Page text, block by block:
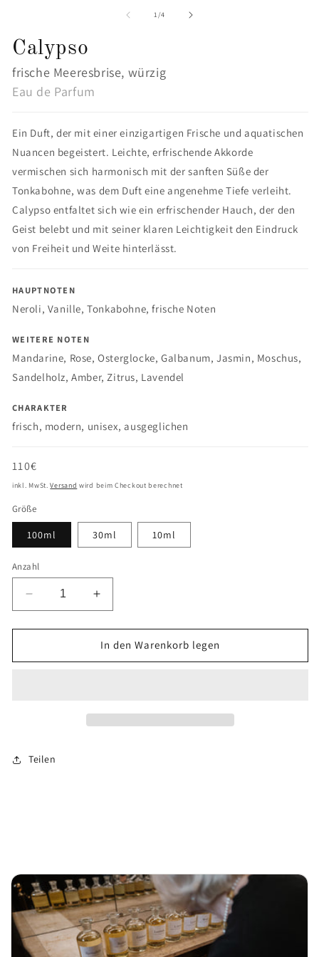
1/von
4
Calypso
frische Meeresbrise, würzig
Eau de Parfum
Ein Duft, der mit einer einzigartigen Frische und aquatischen
Nuancen begeistert. Leichte, erfrischende Akkorde
vermischen sich harmonisch mit der sanften Süße der
Tonkabohne, was dem Duft eine angenehme Tiefe verleiht.
Calypso entfaltet sich wie ein erfrischender Hauch, der den
Geist belebt und mit seiner klaren Leichtigkeit den Eindruck
von Freiheit und Weite hinterlässt.
HAUPTNOTEN
Neroli, Vanille,Tonkabohne,frische Noten
WEITERE NOTEN
Mandarine, Rose, Osterglocke, Galbanum, Jasmin, Moschus,
Sandelholz, Amber, Zitrus, Lavendel
CHARAKTER
frisch, modern, unisex, ausgeglichen
Normaler
Preis
110€
inkl. MwSt.Versand wird beim Checkout berechnet
Größe
100ml 30ml 10ml
Anzahl
Verringere
die
Menge
Calypso
Erhöhe
die
Menge
für
Calypso
In den Warenkorb legen
Teilen